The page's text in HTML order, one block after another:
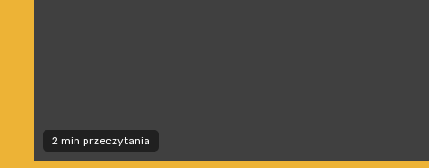
2 min przeczytania